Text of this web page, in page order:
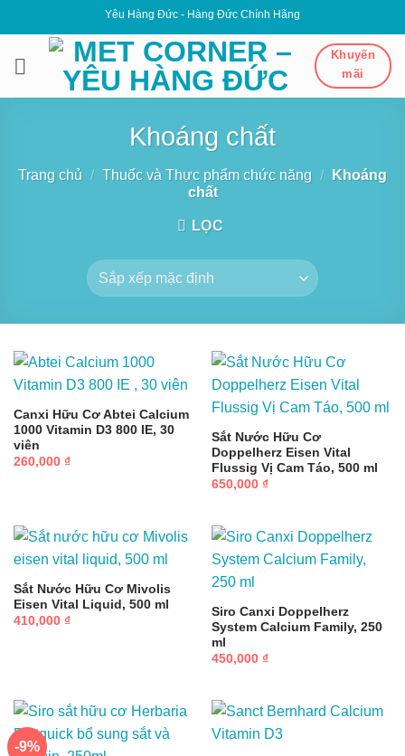
qua
nội
dung
Yêu Hàng Đức - Hàng Đức Chính Hãng
Khuyến
mãi
Khoáng chất
Trang chủ / Thuốc và Thực phẩm chức năng /
Khoáng
chất
LỌC
Canxi Hữu Cơ Abtei Calcium
1000 Vitamin D3 800 IE, 30
viên
260,000 ₫
Sắt Nước Hữu Cơ
Doppelherz Eisen Vital
Flussig Vị Cam Táo, 500 ml
650,000 ₫
Sắt Nước Hữu Cơ Mivolis
Eisen Vital Liquid, 500 ml
410,000 ₫
Siro Canxi Doppelherz
System Calcium Family, 250
ml
450,000 ₫
-9%